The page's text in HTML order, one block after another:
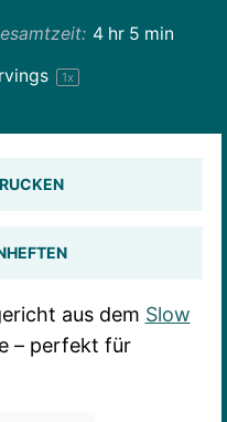
4 hr 5 min
1x
aus dem Slow
– perfekt für